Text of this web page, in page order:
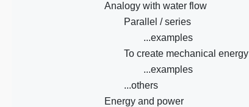
Analogy with water flow
Parallel / series
...examples
To create mechanical energy
...examples
...others
Energy and power